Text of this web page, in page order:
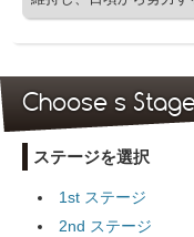
Choose s
ステージを選択
1st ステージ
2nd ステージ